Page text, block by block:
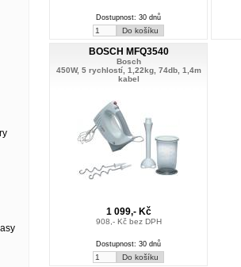
Dostupnost: 30 dnů
BOSCH MFQ3540
Bosch
450W, 5 rychlostí, 1,22kg, 74db, 1,4m
kabel
1 099,- Kč
908,- Kč bez DPH
Dostupnost: 30 dnů